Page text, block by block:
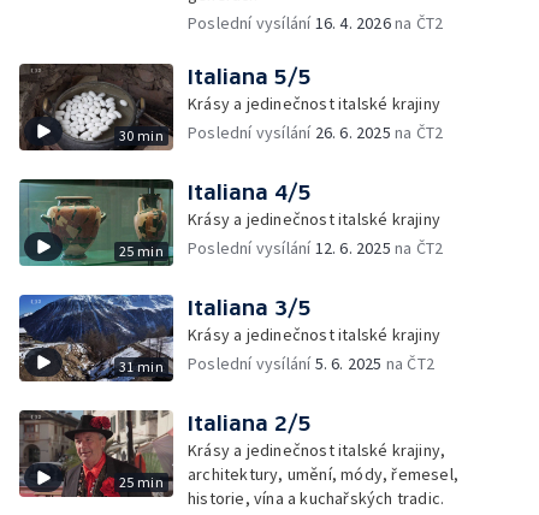
Poslední vysílání16. 4. 2026na ČT2
30 min
Italiana 5/5
Krásy a jedinečnost italské krajiny
Poslední vysílání 26. 6. 2025 na ČT2
25 min
Italiana 4/5
Krásy a jedinečnost italské krajiny
Poslední vysílání12. 6. 2025 na ČT2
31 min
Italiana 3/5
Krásy a jedinečnost italské krajiny
Poslední vysílání5. 6. 2025 na ČT2
25 min
Italiana 2/5
Krásy a jedinečnost italské krajiny,
architektury, umění, módy, řemesel,
historie, vína a kuchařských tradic.